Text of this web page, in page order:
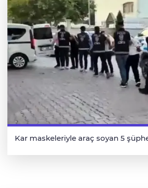
Kar maskeleriyle araç soyan 5